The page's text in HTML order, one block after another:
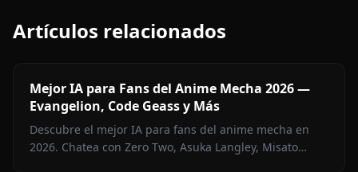
Artículos relacionados
Mejor IA para Fans del Anime Mecha 2026 —
Evangelion, Code Geass y Más
Descubre el mejor IA para fans del anime mecha en
2026. Chatea con Zero Two, Asuka Langley, Misato